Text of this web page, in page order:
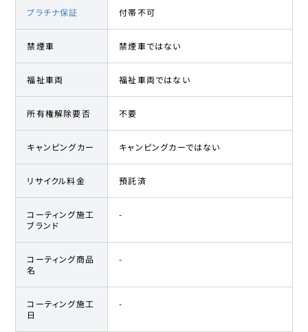
プラチナ保証 付帯不可
禁煙車 禁煙車ではない
福祉車両 福祉車両ではない
所有権解除要否 不要
キャンピングカー キャンピングカーではない
リサイクル料金 預託済
コーティング施工
ブランド
-
コーティング商品
名
-
コーティング施工
日
-